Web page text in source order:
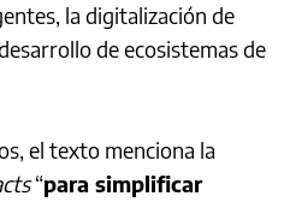
la digitalización de
de ecosistemas de
el texto menciona la
“para simplificar